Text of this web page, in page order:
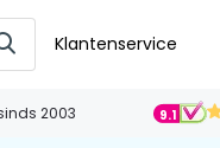
Klantenservice
2003 9.1